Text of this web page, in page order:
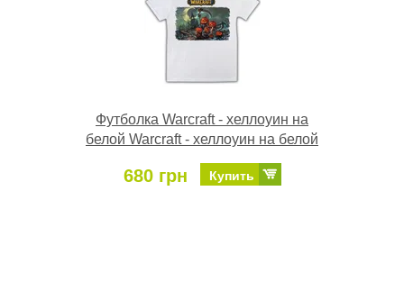
Футболка Warcraft - хеллоуин на
белой Warcraft - хеллоуин на белой
680 грн Купить